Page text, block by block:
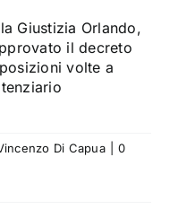
Giustizia Orlando,
il decreto
volte a
Di Capua
0